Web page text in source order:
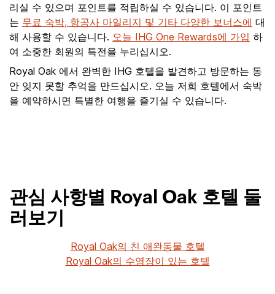
리실 수 있으며 포인트를 적립하실 수 있습니다. 이 포인트
는 무료 숙박, 항공사 마일리지 및 기타 다양한 보너스에 대
해 사용할 수 있습니다. 오늘 IHG One Rewards에 가입 하
여 소중한 회원의 특전을 누리십시오.
Royal Oak 에서 완벽한 IHG 호텔을 발견하고 방문하는 동
안 잊지 못할 추억을 만드십시오. 오늘 저희 호텔에서 숙박
을 예약하시면 특별한 여행을 즐기실 수 있습니다.
관심 사항별 Royal Oak 호텔 둘
러보기
Royal Oak의 친 애완동물 호텔
Royal Oak의 수영장이 있는 호텔